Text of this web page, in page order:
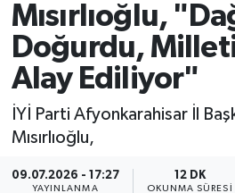
Mısırlıoğlu,
Doğurdu,
Alay Ediliyor"
İYİ Parti Afyonkarahisar İl
Mısırlıoğlu,
09.07.2026 - 17:27
YAYINLANMA
12 DK
OKUNMA SÜRESI
Süper Lig Puan Durumu ve
Tüm Manşetler
Son Dakika Haberleri
Haber Arşivi